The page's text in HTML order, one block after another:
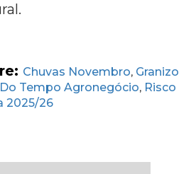
Chuvas Novembro, Granizo
Tempo Agronegócio, Risco
2025/26